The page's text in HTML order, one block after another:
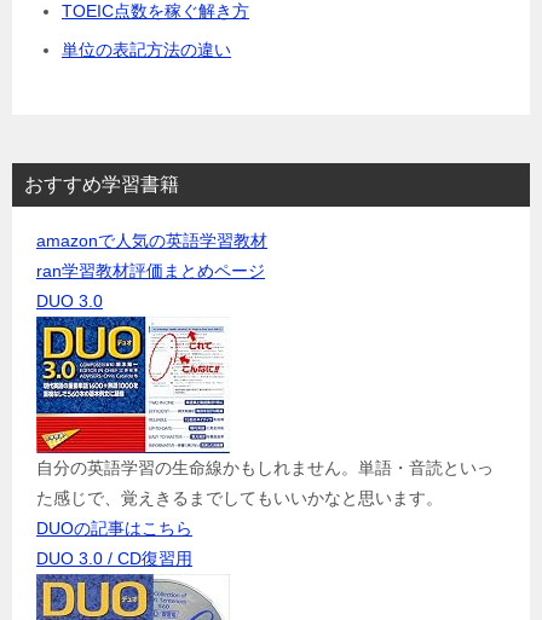
TOEIC点数を稼ぐ解き方
単位の表記方法の違い
おすすめ学習書籍
amazonで人気の英語学習教材
ran学習教材評価まとめページ
DUO 3.0
自分の英語学習の生命線かもしれません。単語・音読といっ
た感じで、覚えきるまでしてもいいかなと思います。
DUOの記事はこちら
DUO 3.0 / CD復習用